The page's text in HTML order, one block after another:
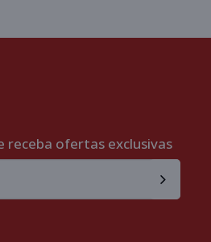
receba ofertas exclusivas